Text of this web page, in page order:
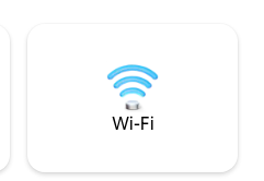
ses
numéro
sa
Posibilidad de
(solicitar
suerte y
Wi-Fi